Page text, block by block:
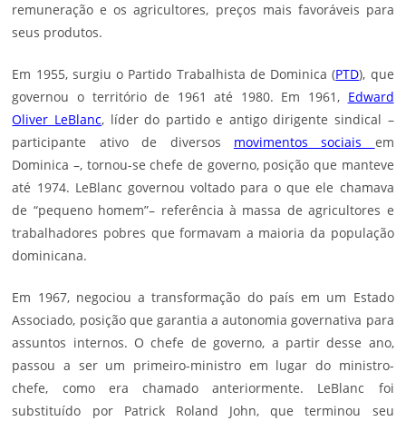
remuneração e os agricultores, preços mais favoráveis para
seus produtos.
Em 1955, surgiu o Partido Trabalhista de Dominica (PTD), que
governou o território de 1961 até 1980. Em 1961, Edward
Oliver LeBlanc, líder do partido e antigo dirigente sindical –
participante ativo de diversos movimentos sociais em
Dominica –, tornou-se chefe de governo, posição que manteve
até 1974. LeBlanc governou voltado para o que ele chamava
de “pequeno homem”– referência à massa de agricultores e
trabalhadores pobres que formavam a maioria da população
dominicana.
Em 1967, negociou a transformação do país em um Estado
Associado, posição que garantia a autonomia governativa para
assuntos internos. O chefe de governo, a partir desse ano,
passou a ser um primeiro-ministro em lugar do ministro-
chefe, como era chamado anteriormente. LeBlanc foi
substituído por Patrick Roland John, que terminou seu